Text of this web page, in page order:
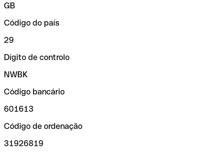
GB
Código do país
29
Dígito de controlo
NWBK
Código bancário
601613
Código de ordenação
31926819